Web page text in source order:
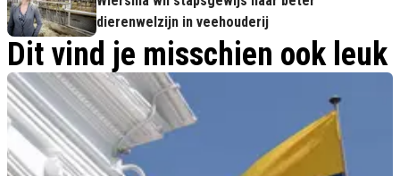
dierenwelzijn in veehouderij
Dit vind je misschien ook leuk